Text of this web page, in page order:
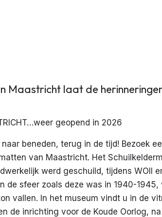
Maastricht laat de
geopend in 2026
beneden, terug in de tijd! Bezoek
van Maastricht. Het
werd geschuild, tijdens WOII
de sfeer zoals deze was in 1940-1945,
vallen. In het museum vindt u in de
de inrichting voor de Koude Oorlog, na